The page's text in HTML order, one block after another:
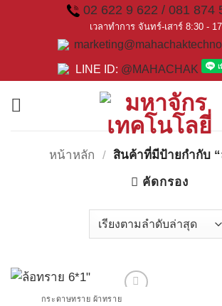
02 622 9 622 / 081 874
เวลาทำการ จันทร์-เสาร์ 8:30 -
LINE ID: @MAHACHAK
หน้าหลัก / สินค้าที่มีป้ายกำกับ “
คัดกรอง
กระดาษทราย ผ้าทราย